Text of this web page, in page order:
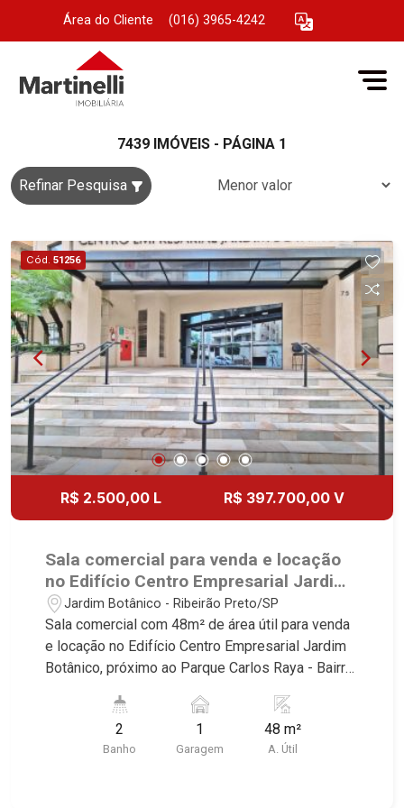
Área do Cliente (016) 3965-4242
7439 IMÓVEIS - PÁGINA 1
Refinar Pesquisa
Cód. 51256
R$ 2.500,00 L R$ 397.700,00 V
Sala comercial para venda e locação
no Edifício Centro Empresarial Jardim
Botânico, próximo ao Parque Carlos
Raya - Ribeirão Preto/SP.
Jardim Botânico - Ribeirão Preto/SP
Sala comercial com 48m² de área útil para venda
e locação no Edifício Centro Empresarial Jardim
Botânico, próximo ao Parque Carlos Raya - Bairro
características deste imóvel que a Martinelli
Imobiliária selecionou para você: - 48m² de área
útil - 2 WCs masculino e feminino - Copa - 1 vaga
2
Banho
1
Garagem
48 m²
A. Útil